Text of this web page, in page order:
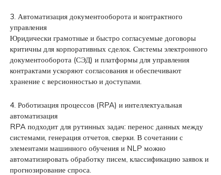
3. Автоматизация документооборота и контрактного
управления
Юридически грамотные и быстро согласуемые договоры
критичны для корпоративных сделок. Системы электронного
документооборота (СЭД) и платформы для управления
контрактами ускоряют согласования и обеспечивают
хранение с версионностью и доступами.
4. Роботизация процессов (RPA) и интеллектуальная
автоматизация
RPA подходит для рутинных задач: перенос данных между
системами, генерация отчетов, сверки. В сочетании с
элементами машинного обучения и NLP можно
автоматизировать обработку писем, классификацию заявок и
прогнозирование спроса.